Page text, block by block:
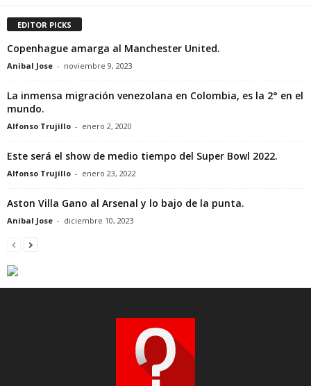
EDITOR PICKS
Copenhague amarga al Manchester United.
Anibal Jose - noviembre 9, 2023
La inmensa migración venezolana en Colombia, es la 2° en el
mundo.
Alfonso Trujillo - enero 2, 2020
Este será el show de medio tiempo del Super Bowl 2022.
Alfonso Trujillo - enero 23, 2022
Aston Villa Gano al Arsenal y lo bajo de la punta.
Anibal Jose - diciembre 10, 2023